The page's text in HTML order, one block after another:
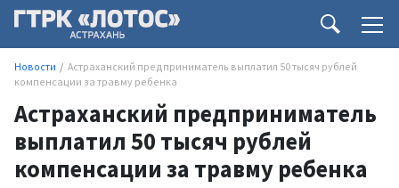
Новости
Астраханский предприниматель выплатил 50 тысяч рублей
компенсации за травму ребенка
Астраханский предприниматель
выплатил 50 тысяч рублей
компенсации за травму ребенка